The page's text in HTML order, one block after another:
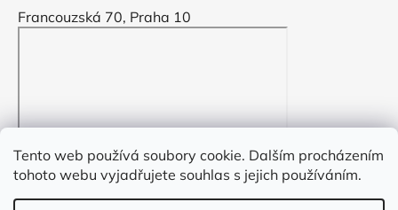
Tento web používá soubory cookie. Dalším procházením
tohoto webu vyjadřujete souhlas s jejich používáním.
Francouzská 70, Praha 10